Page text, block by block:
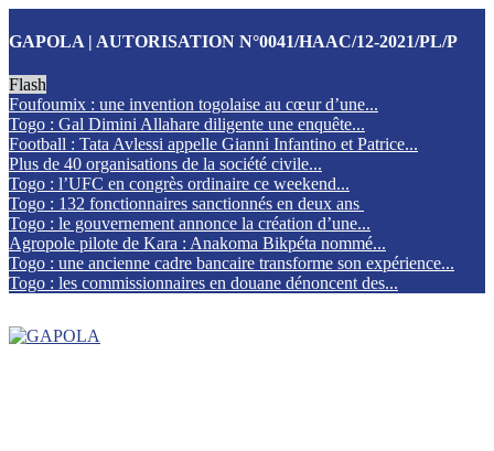
GAPOLA | AUTORISATION N°0041/HAAC/12-2021/PL/P
Flash
Foufoumix : une invention togolaise au cœur d’une...
Togo : Gal Dimini Allahare diligente une enquête...
Football : Tata Avlessi appelle Gianni Infantino et Patrice...
Plus de 40 organisations de la société civile...
Togo : l’UFC en congrès ordinaire ce weekend...
Togo : 132 fonctionnaires sanctionnés en deux ans
Togo : le gouvernement annonce la création d’une...
Agropole pilote de Kara : Anakoma Bikpéta nommé...
Togo : une ancienne cadre bancaire transforme son expérience...
Togo : les commissionnaires en douane dénoncent des...